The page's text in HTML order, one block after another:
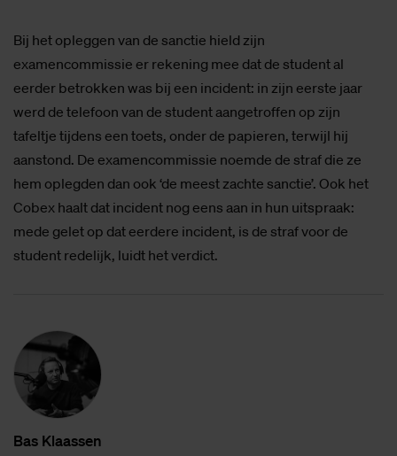
Bij het opleggen van de sanctie hield zijn
examencommissie er rekening mee dat de student al
eerder betrokken was bij een incident: in zijn eerste jaar
werd de telefoon van de student aangetroffen op zijn
tafeltje tijdens een toets, onder de papieren, terwijl hij
aanstond. De examencommissie noemde de straf die ze
hem oplegden dan ook ‘de meest zachte sanctie’. Ook het
Cobex haalt dat incident nog eens aan in hun uitspraak:
mede gelet op dat eerdere incident, is de straf voor de
student redelijk, luidt het verdict.
Bas Klaas­sen